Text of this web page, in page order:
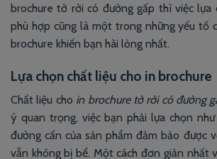
brochure tờ rời có đường gấp thì việc lựa
phù hợp cũng là một trong những yếu tố
brochure khiến bạn hài lòng nhất.
Lựa chọn chất liệu cho in brochure
Chất liệu cho in brochure tờ rời có đường
ý quan trọng, việc bạn phải lựa chọn
đường cấn của sản phẩm đảm bảo được
vẫn không bị bể. Một cách đơn giản nhất